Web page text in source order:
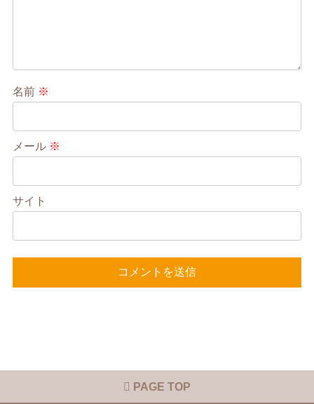
名前 ※
メール ※
サイト
PAGE TOP